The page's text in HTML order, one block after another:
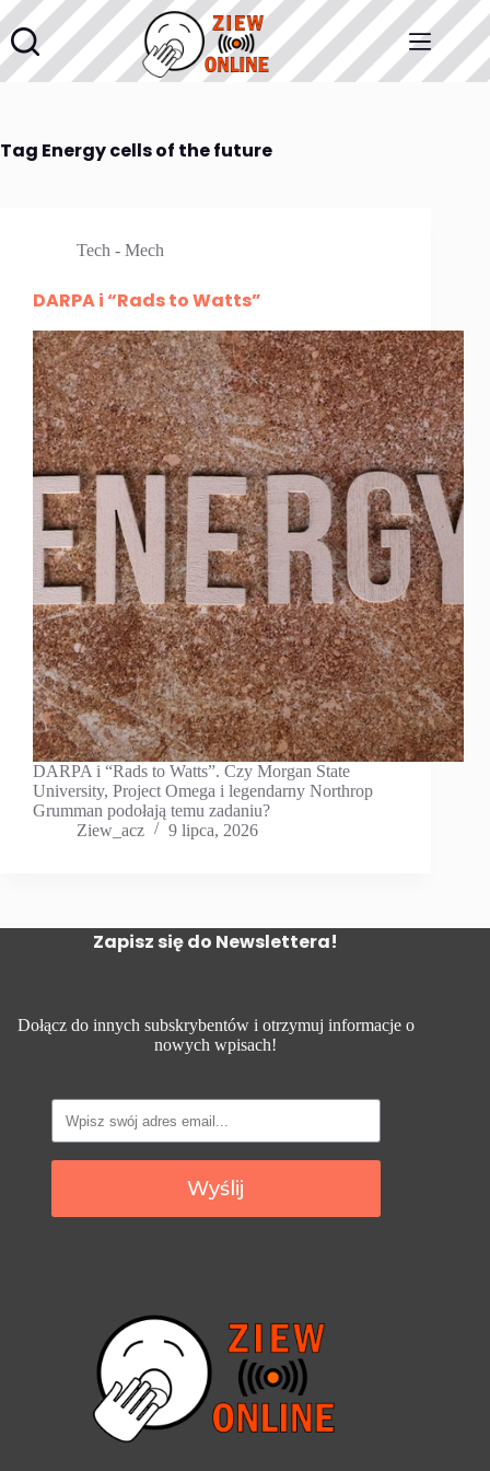
Przejdź
do
treści
Tag Energy cells of the future
Tech - Mech
DARPA i “Rads to Watts”
DARPA i “Rads to Watts”. Czy Morgan State
University, Project Omega i legendarny Northrop
Grumman podołają temu zadaniu?
Ziew_acz
9 lipca, 2026
Zapisz się do Newslettera!
Dołącz do innych subskrybentów i otrzymuj informacje o
nowych wpisach!
Wyślij